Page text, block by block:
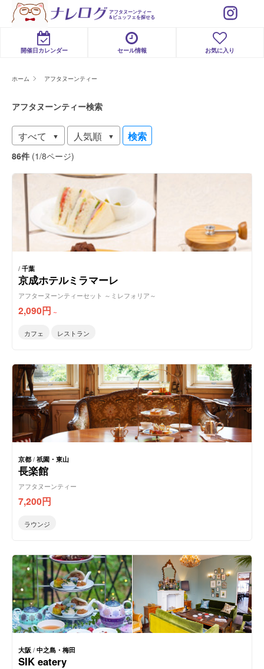
アフタヌーンティー
&ビュッフェを探せる
開催日カレンダー セール情報 お気に入り
ホーム アフタヌーンティー
アフタヌーンティー検索
検索
86件 (1/8ページ)
/千葉
京成ホテルミラマーレ
アフターヌーンティーセット ～ミレフォリア～
2,090円 ～
カフェ レストラン
京都/祇園・東山
長楽館
アフタヌーンティー
7,200円
ラウンジ
大阪 /中之島・梅田
SIK eatery